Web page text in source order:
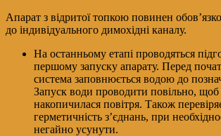
Апарат з відритої топкою повинен
до індивідуального димохідні каналу.
На останньому етапі проводяться
першому запуску апарату. Перед
система заповнюється водою до
Запуск води проводити повільно,
накопичилася повітря. Також
герметичність з’єднань, при
негайно усунути.